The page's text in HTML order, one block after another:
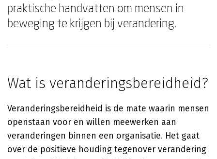
praktische handvatten om mensen in
beweging te krijgen bij verandering.
Wat is veranderingsbereidheid?
Veranderingsbereidheid is de mate waarin mensen
openstaan voor en willen meewerken aan
veranderingen binnen een organisatie. Het gaat
over de positieve houding tegenover verandering